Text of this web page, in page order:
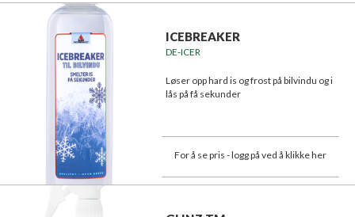
ICEBREAKER
DE-ICER
Løser opp hard is og frost på bilvindu og i
lås på få sekunder
For å se pris - logg på ved å klikke her